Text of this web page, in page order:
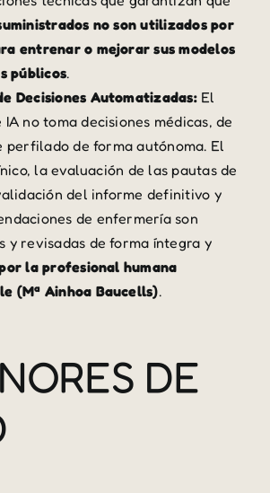
no son utilizados por
entrenar o mejorar sus modelos
públicos.
Decisiones Automatizadas:El
IA no toma decisiones médicas, de
perfilado de forma autónoma. El
la evaluación de las pautas de
del informe definitivo y
de enfermería son
y revisadas de forma íntegra y
la profesional humana
(Mª Ainhoa Baucells).
DE